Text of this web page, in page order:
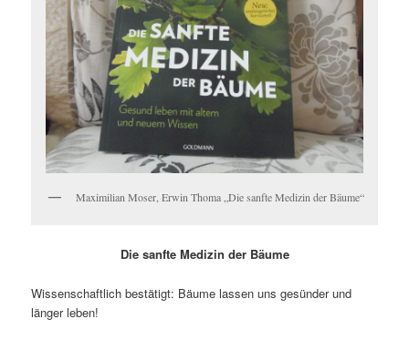
Maximilian Moser, Erwin Thoma „Die sanfte Medizin der Bäume“
Die sanfte Medizin der Bäume
Wissenschaftlich bestätigt: Bäume lassen uns gesünder und
länger leben!